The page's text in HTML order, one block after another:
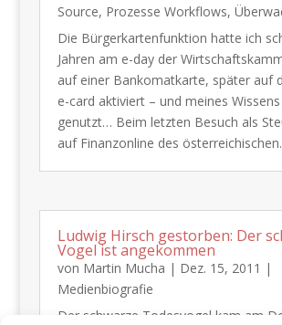
Source, Prozesse Workflows,
​Die Bürgerkartenfunktion hatte ich
Jahren am e-day der
auf einer Bankomatkarte, später auf
e-card aktiviert – und meines
genutzt… Beim letzten Besuch als
auf Finanzonline des
Ludwig Hirsch gestorben: Der
Vogel ist angekommen
von Martin Mucha | Dez. 15, 2011 |
Medienbiografie
​Der schwarze Todesvogel kam am